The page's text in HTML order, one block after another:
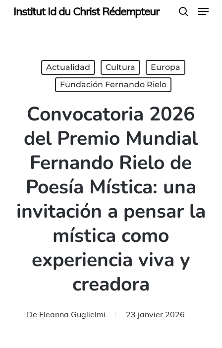
SkipInstitut Id du Christ Rédempteur Menu
Actualidad Cultura
Europa
Fundación Fernando Rielo
Convocatoria 2026
del Premio Mundial
Fernando Rielo de
Poesía Mística: una
invitación a pensar la
mística como
experiencia viva y
creadora
De Eleanna Guglielmi 23 janvier 2026